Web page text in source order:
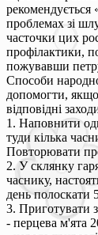
проблемах зі
часточки цих
профілактики,
пожувавши
Способи
допомогти, якщо
відповідні
1. Наповнити
туди кілька
Повторювати
2. У склянку
часнику,
день полоскати
3. Приготувати
- перцева м'ята